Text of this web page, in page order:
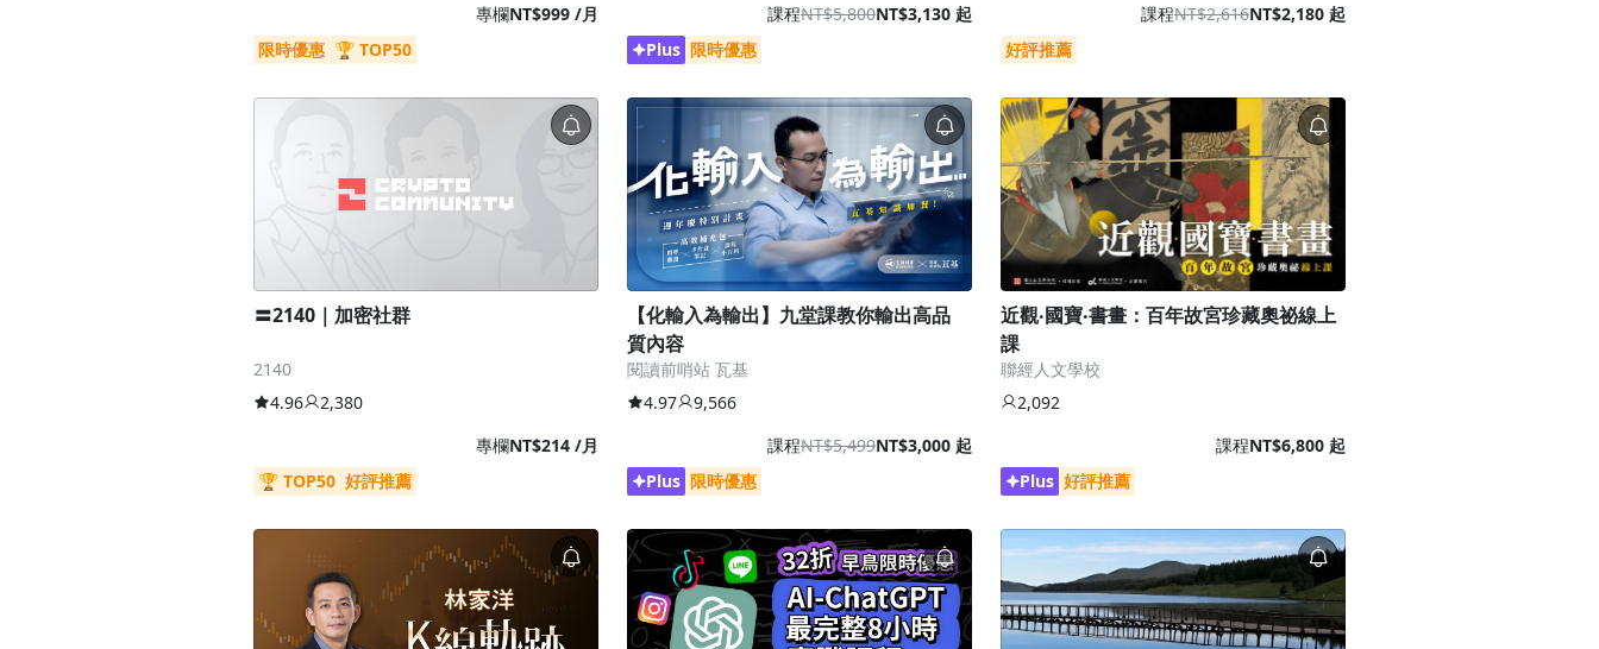
專欄NT$999 /月
限時優惠 🏆 TOP50
課程NT$5,800NT$3,130 起
Plus 限時優惠
課程NT$2,616NT$2,180 起
好評推薦
〓2140｜加密社群
2140
4.96
2,380
專欄NT$214 /月
🏆 TOP50 好評推薦
【化輸入為輸出】九堂課教你輸出高品
質內容
閱讀前哨站 瓦基
4.97
9,566
課程NT$5,499NT$3,000 起
Plus 限時優惠
近觀‧國寶‧書畫：百年故宮珍藏奧祕線上
課
聯經人文學校
2,092
課程NT$6,800 起
Plus 好評推薦